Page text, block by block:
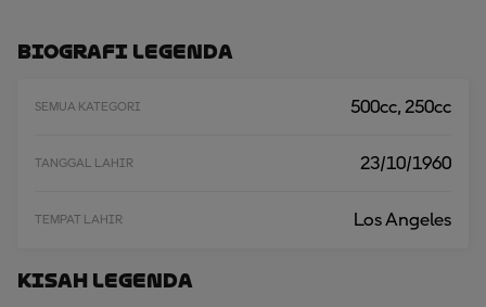
Biografi Legenda
SEMUA KATEGORI 500cc, 250cc
TANGGAL LAHIR 23/10/1960
TEMPAT LAHIR Los Angeles
Kisah Legenda